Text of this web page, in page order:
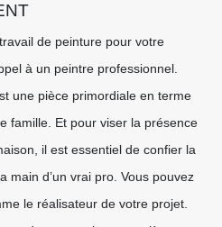
de peinture pour votre
à un peintre professionnel.
une pièce primordiale en terme
famille. Et pour viser la présence
il est essentiel de confier la
main d’un vrai pro. Vous pouvez
le réalisateur de votre projet.